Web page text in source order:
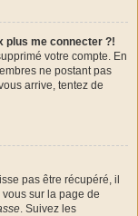
plus me connecter ?!
votre compte. En
ne postant pas
arrive, tentez de
pas être récupéré, il
sur la page de
. Suivez les